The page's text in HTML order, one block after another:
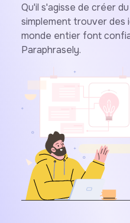
Qu'il s'agisse de créer
simplement trouver des
monde entier font
Paraphrasely.